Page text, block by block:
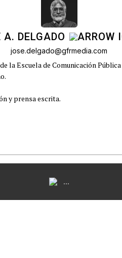
A. DELGADO
jose.delgado@gfrmedia.com
la Escuela de Comunicación
y prensa escrita.
...